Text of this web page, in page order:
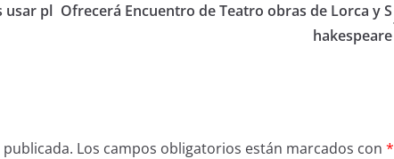
usar pl Ofrecerá Encuentro de Teatro obras de Lorca y S
hakespeare
Los campos obligatorios están marcados con *